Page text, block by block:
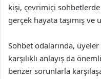
kişi, çevrimiçi sohbetlerde
gerçek hayata taşımış
Sohbet odalarında,
karşılıklı anlayış da
benzer sorunlarla